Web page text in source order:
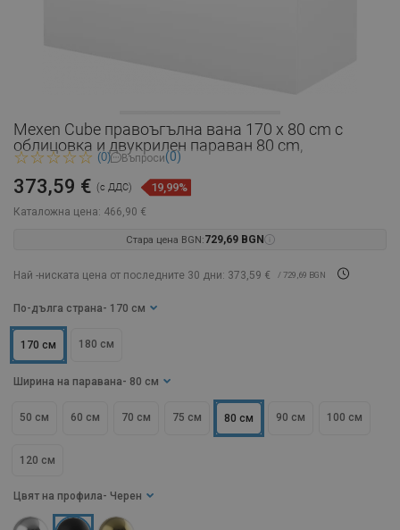
Mexen Cube правоъгълна вана 170 x 80 cm с
облицовка и двукрилен параван 80 cm,
(0) Въпроси(0)
Каталожна цена: 466,90 €
373,59 € (с ДДС) 19,99%
Стара цена BGN:729,69 BGN
Най -ниската цена от последните 30 дни: 373,59 € / 729,69 BGN
По-дълга страна - 170 см
170 см 180 см
Цвят на профила - Черен
Ширина на паравана - 80 см
50 см 60 см 70 см 75 см 80 см 90 см 100 см
120 см